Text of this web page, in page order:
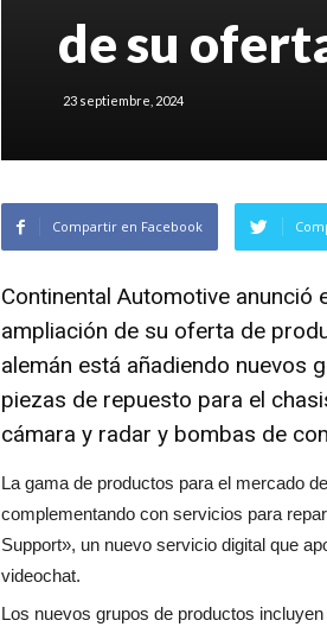
de su
23 septiembre, 2024
Compartir en Facebook
Continental Automotive anunció
ampliación de su oferta de
alemán está añadiendo nuevos
piezas de repuesto para el
cámara y radar y bombas de
La gama de productos para el mercado
complementando con servicios para
Support», un nuevo servicio digital que
videochat.
Los nuevos grupos de productos